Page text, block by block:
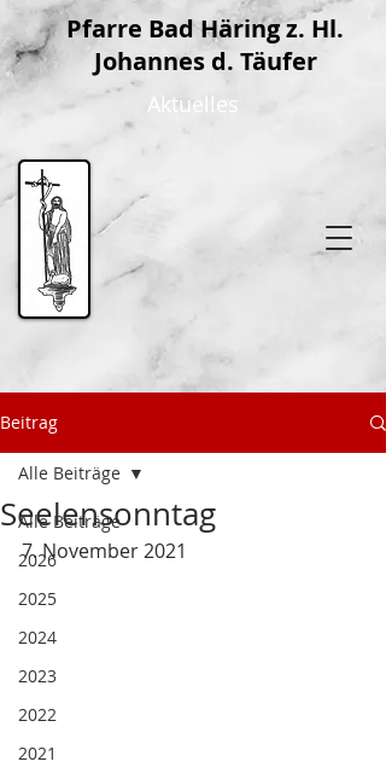
Pfarre Bad Häring z. Hl.
Johannes d. Täufer
Aktuelles
Beitrag
Alle Beiträge
2026
2025
2024
2023
2022
2021
Alle Beiträge
Seelensonntag
7. November 2021